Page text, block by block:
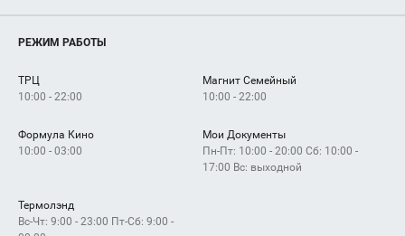
Магазины
Услуги
Рекламодателям
Как добраться
РЕЖИМ РАБОТЫ
ТРЦ
10:00 - 22:00
Магнит Семейный
10:00 - 22:00
Формула Кино
10:00 - 03:00
Мои Документы
Пн-Пт: 10:00 - 20:00 Сб: 10:00 -
17:00 Вс: выходной
Термолэнд
Вс-Чт: 9:00 - 23:00 Пт-Сб: 9:00 -